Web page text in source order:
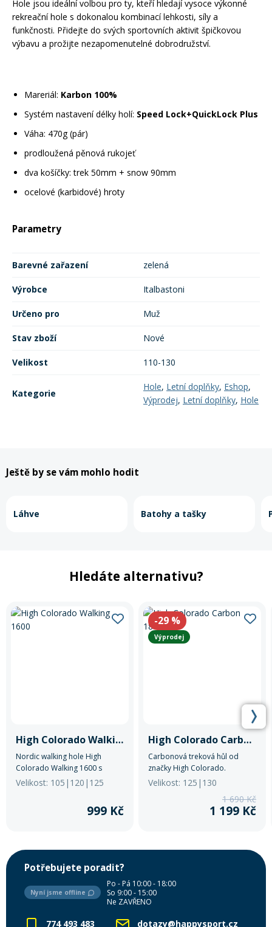
Hole jsou ideální volbou pro ty, kteří hledají vysoce výkonné
rekreační hole s dokonalou kombinací lehkosti, síly a
funkčnosti. Přidejte do svých sportovních aktivit špičkovou
výbavu a prožijte nezapomenutelné dobrodružství.
Mareriál: Karbon 100%
Systém nastavení délky holí: Speed Lock+QuickLock Plus
Váha: 470g (pár)
prodloužená pěnová rukojeť
dva košíčky: trek 50mm + snow 90mm
ocelové (karbidové) hroty
Parametry
Barevné zařazení zelená
Výrobce Italbastoni
Určeno pro Muž
Stav zboží Nové
Velikost 110-130
Kategorie
Hole, Letní doplňky, Eshop,
Výprodej, Letní doplňky, Hole
Ještě by se vám mohlo hodit
Láhve Batohy a tašky
Hledáte alternativu?
High Colorado Walking 1600
Nordic walking hole High
Colorado Walking 1600 s
příjemným měkkým poutkem.
Velikost: 105|120|125
999 Kč
-29 %
Výprodej
High Colorado Carbon 1800
Carbonová treková hůl od
značky High Colorado.
Velikost: 125|130
1 690 Kč
1 199 Kč
Potřebujete poradit?
Nyní jsme offline
Po - Pá 10:00 - 18:00
So 9:00 - 15:00
Ne ZAVŘENO
774 493 483 dotazy@happysport.cz